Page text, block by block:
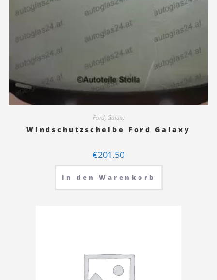
Ford, Galaxy
Windschutzscheibe Ford Galaxy
€201.50
In den Warenkorb